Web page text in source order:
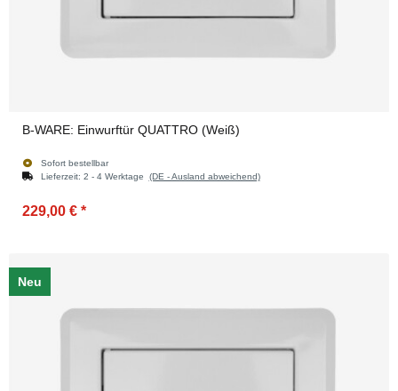
B-WARE: Einwurftür QUATTRO (Weiß)
Sofort bestellbar
Lieferzeit: 2 - 4 Werktage (DE - Ausland abweichend)
229,00 € *
Neu